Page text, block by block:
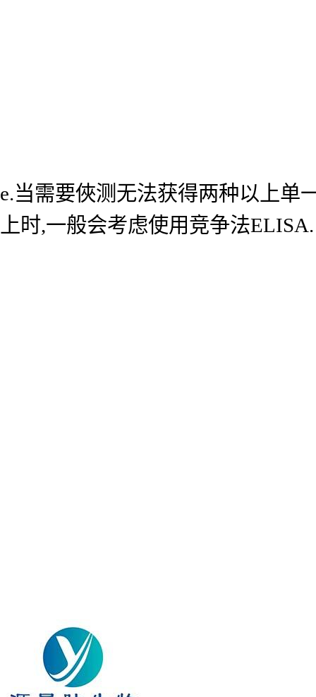
e.当需要俠测无法获得两种以上单
上时,一般会考虑使用竞争法ELISA.